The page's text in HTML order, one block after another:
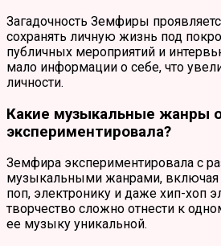
Загадочность Земфиры
сохранять личную жизнь под
публичных мероприятий и
мало информации о себе, что
личности.
Какие музыкальные жанры
экспериментировала?
Земфира экспериментировала с
музыкальными жанрами, включая
поп, электронику и даже хип-хоп
творчество сложно отнести к
ее музыку уникальной.